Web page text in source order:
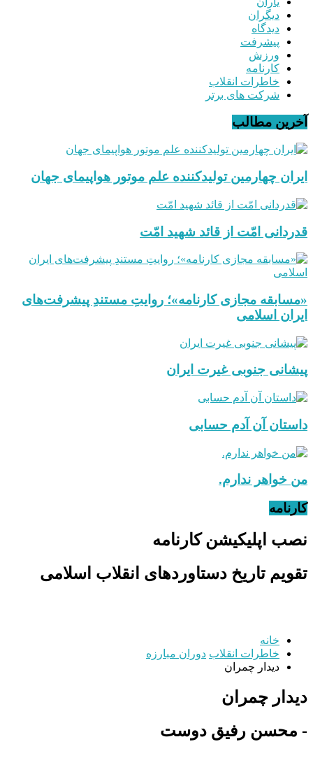
دیگران
دیدگاه
پیشرفت
ورزش
کارنامه
خاطرات انقلاب
شرکت های برتر
آخرین مطالب
ایران چهارمین تولیدکننده علم موتور هواپیمای جهان
قدردانی امّت از قائد شهید امّت
«مسابقه مجازی کارنامه»؛ روایتِ مستندِ پیشرفت‌های
ایران اسلامی
پیشانی جنوبی غیرت ایران
داستان آن آدم حسابی
من خواهر ندارم.
کارنامه
نصب اپلیکیشن کارنامه
تقویم تاریخ دستاوردهای انقلاب اسلامی
خانه
خاطرات انقلاب دوران مبارزه
دیدار چمران
دیدار چمران
- محسن رفیق دوست